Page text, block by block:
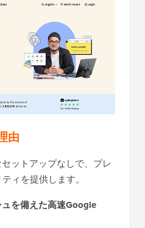
由
ットアップなしで、プレ
ィを提供します。
を備えた高速Google